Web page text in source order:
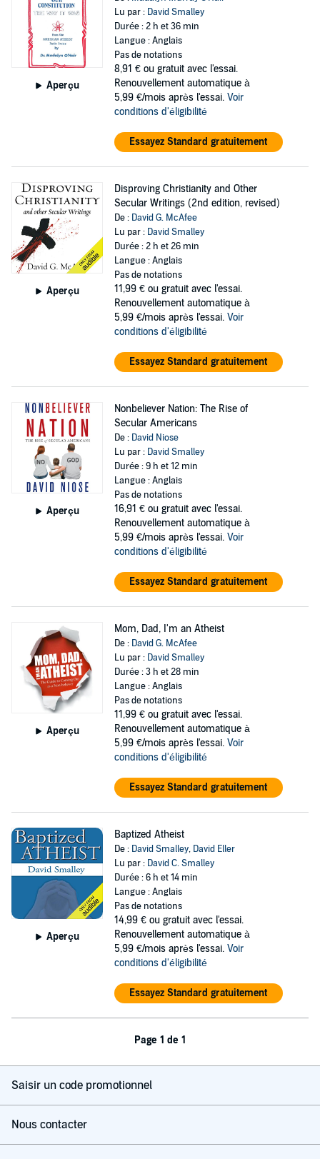
Aperçu
Lu par : David Smalley
Durée : 2 h et 36 min
Langue : Anglais
Pas de notations
8,91 € ou gratuit avec l'essai.
Renouvellement automatique à
5,99 €/mois après l'essai. Voir
conditions d'éligibilité
Essayez Standard gratuitement
Aperçu
Disproving Christianity and Other
Secular Writings (2nd edition, revised)
De : David G. McAfee
Lu par : David Smalley
Durée : 2 h et 26 min
Langue : Anglais
Pas de notations
11,99 € ou gratuit avec l'essai.
Renouvellement automatique à
5,99 €/mois après l'essai. Voir
conditions d'éligibilité
Essayez Standard gratuitement
Aperçu
Nonbeliever Nation: The Rise of
Secular Americans
De : David Niose
Lu par : David Smalley
Durée : 9 h et 12 min
Langue : Anglais
Pas de notations
16,91 € ou gratuit avec l'essai.
Renouvellement automatique à
5,99 €/mois après l'essai. Voir
conditions d'éligibilité
Essayez Standard gratuitement
Aperçu
Mom, Dad, I'm an Atheist
De : David G. McAfee
Lu par : David Smalley
Durée : 3 h et 28 min
Langue : Anglais
Pas de notations
11,99 € ou gratuit avec l'essai.
Renouvellement automatique à
5,99 €/mois après l'essai. Voir
conditions d'éligibilité
Essayez Standard gratuitement
Aperçu
Baptized Atheist
De : David Smalley, David Eller
Lu par : David C. Smalley
Durée : 6 h et 14 min
Langue : Anglais
Pas de notations
14,99 € ou gratuit avec l'essai.
Renouvellement automatique à
5,99 €/mois après l'essai. Voir
conditions d'éligibilité
Essayez Standard gratuitement
Page 1 de 1
Saisir un code promotionnel
Nous contacter